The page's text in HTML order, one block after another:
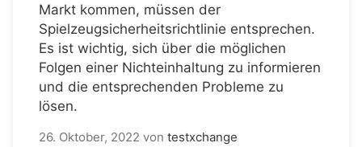
Markt kommen, müssen der
Spielzeugsicherheitsrichtlinie entsprechen.
Es ist wichtig, sich über die möglichen
Folgen einer Nichteinhaltung zu informieren
und die entsprechenden Probleme zu
lösen.
26. Oktober, 2022 von testxchange